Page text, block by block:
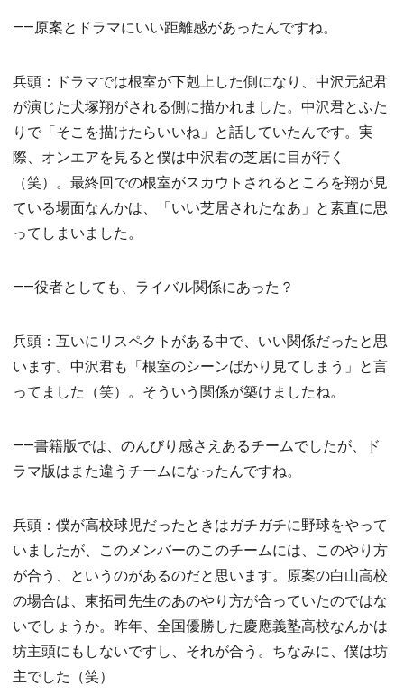
――原案とドラマにいい距離感があったんですね。
兵頭：ドラマでは根室が下剋上した側になり、中沢元紀君
が演じた犬塚翔がされる側に描かれました。中沢君とふた
りで「そこを描けたらいいね」と話していたんです。実
際、オンエアを見ると僕は中沢君の芝居に目が行く
（笑）。最終回での根室がスカウトされるところを翔が見
ている場面なんかは、「いい芝居されたなあ」と素直に思
ってしまいました。
――役者としても、ライバル関係にあった？
兵頭：互いにリスペクトがある中で、いい関係だったと思
います。中沢君も「根室のシーンばかり見てしまう」と言
ってました（笑）。そういう関係が築けましたね。
――書籍版では、のんびり感さえあるチームでしたが、ド
ラマ版はまた違うチームになったんですね。
兵頭：僕が高校球児だったときはガチガチに野球をやって
いましたが、このメンバーのこのチームには、このやり方
が合う、というのがあるのだと思います。原案の白山高校
の場合は、東拓司先生のあのやり方が合っていたのではな
いでしょうか。昨年、全国優勝した慶應義塾高校なんかは
坊主頭にもしないですし、それが合う。ちなみに、僕は坊
主でした（笑）